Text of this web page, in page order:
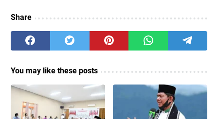
Share
You may like these posts